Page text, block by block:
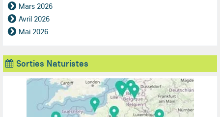
Mars 2026
Avril 2026
Mai 2026
Sorties Naturistes